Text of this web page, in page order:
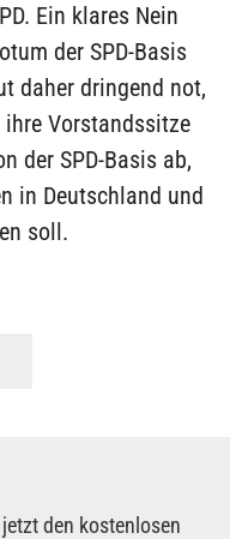
Ein klares Nein
der SPD-Basis
daher dringend not,
Vorstandssitze
der SPD-Basis ab,
in Deutschland und
soll.
den kostenlosen